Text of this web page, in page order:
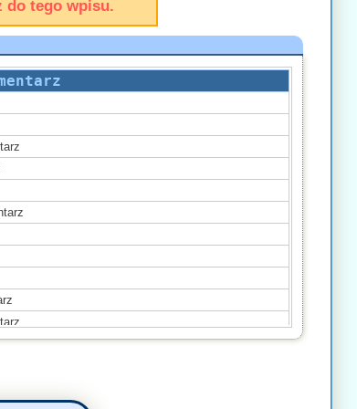
do tego wpisu.